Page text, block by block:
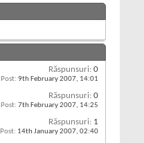
Răspunsuri: 0
9th February 2007, 14:01
Răspunsuri: 0
7th February 2007, 14:25
Răspunsuri: 1
14th January 2007, 02:40